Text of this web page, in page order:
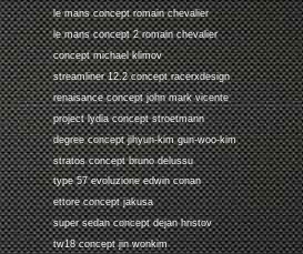
le mans concept romain chevalier
le mans concept 2 romain chevalier
concept michael klimov
streamliner 12.2 concept racerxdesign
renaisance concept john mark vicente
project lydia concept stroetmann
degree concept jihyun-kim gun-woo-kim
stratos concept bruno delussu
type 57 evoluzione edwin conan
ettore concept jakusa
super sedan concept dejan hristov
tw18 concept jin wonkim